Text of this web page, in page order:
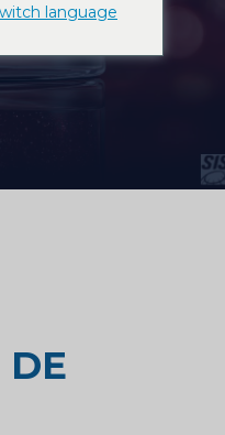
les industries
DE
language